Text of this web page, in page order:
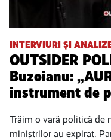
INTERVIURI ȘI
OUTSIDER
Buzoianu:
instrument de
Trăim o vară politică de
miniștrilor au expirat.